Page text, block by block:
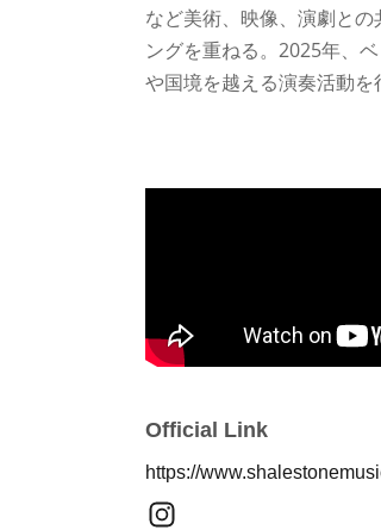
など美術、映像、演劇と
ングを重ねる。2025年、
や国境を越える演奏活動を
Official Link
https://